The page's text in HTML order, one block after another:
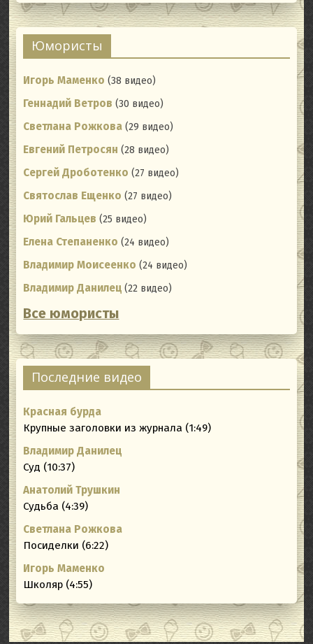
Юмористы
Игорь Маменко (38 видео)
Геннадий Ветров (30 видео)
Светлана Рожкова (29 видео)
Евгений Петросян (28 видео)
Сергей Дроботенко (27 видео)
Святослав Ещенко (27 видео)
Юрий Гальцев (25 видео)
Елена Степаненко (24 видео)
Владимир Моисеенко (24 видео)
Владимир Данилец (22 видео)
Все юмористы
Последние видео
Красная бурда
Крупные заголовки из журнала (1:49)
Владимир Данилец
Суд (10:37)
Анатолий Трушкин
Судьба (4:39)
Светлана Рожкова
Посиделки (6:22)
Игорь Маменко
Школяр (4:55)